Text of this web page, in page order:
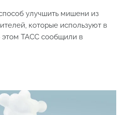
улучшить мишени из
которые используют в
этом ТАСС сообщили в